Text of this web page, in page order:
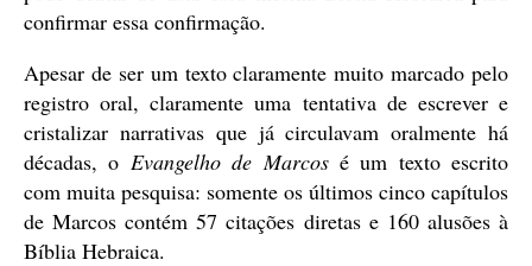
confirmar essa confirmação.
Apesar de ser um texto claramente muito marcado pelo
registro oral, claramente uma tentativa de escrever e
cristalizar narrativas que já circulavam oralmente há
décadas, o Evangelho de Marcosé um texto escrito
com muita pesquisa: somente os últimos cinco capítulos
de Marcos contém 57 citações diretas e 160 alusões à
Bíblia Hebraica.